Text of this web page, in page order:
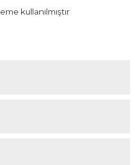
kullanılmıştır